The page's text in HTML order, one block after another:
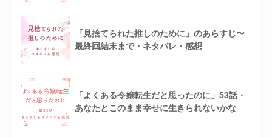
「見捨てられた推しのために」のあらすじ〜
最終回結末まで・ネタバレ・感想
「よくある令嬢転生だと思ったのに」53話・
あなたとこのまま幸せに生きられないかな